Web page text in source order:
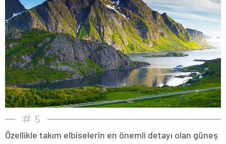
5
Özellikle takım elbiselerin en önemli detayı olan güneş